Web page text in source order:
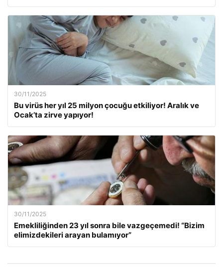
30/11/2025
Bu virüs her yıl 25 milyon çocuğu etkiliyor! Aralık ve
Ocak’ta zirve yapıyor!
30/11/2025
Emekliliğinden 23 yıl sonra bile vazgeçemedi! “Bizim
elimizdekileri arayan bulamıyor”